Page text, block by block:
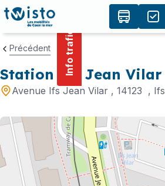
principal
Info trafic
Précédent
Station Ifs Jean Vilar
Avenue Ifs Jean Vilar , 14123 , Ifs
Panneau de gestion des cookies